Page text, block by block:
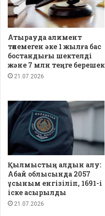
Атырауда алимент
төлемеген әке 1 жылға бас
бостандығы шектелді
және 7 млн теңге берешек
21.07.2026
Қылмыстың алдын алу:
Абай облысында 2057
ұсыным енгізіліп, 1691-і
іске асырылды
21.07.2026